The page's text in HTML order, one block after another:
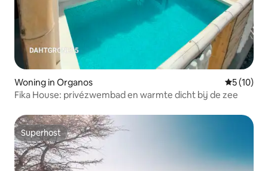
Woning in Organos
5 (10)
Fika House: privézwembad en warmte dicht bij de zee
Superhost
Superhost